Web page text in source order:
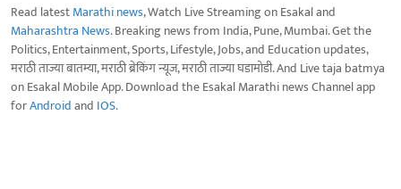
Read latestMarathi news, Watch Live Streaming on Esakal and
Maharashtra News. Breaking news from India, Pune, Mumbai. Get the
Politics, Entertainment, Sports, Lifestyle, Jobs, and Education updates,
मराठी ताज्या बातम्या, मराठी ब्रेकिंग न्यूज, मराठी ताज्या घडामोडी. And Live taja batmya
on Esakal Mobile App. Download the Esakal Marathi news Channel app
forAndroidand IOS.